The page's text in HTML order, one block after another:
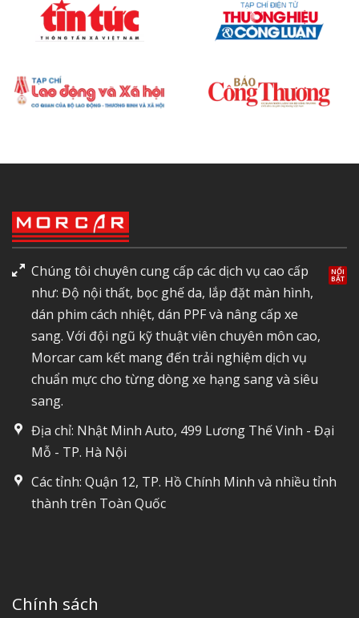
Chúng tôi chuyên cung cấp các dịch vụ cao cấp
như: Độ nội thất, bọc ghế da, lắp đặt màn hình,
dán phim cách nhiệt, dán PPF và nâng cấp xe
sang. Với đội ngũ kỹ thuật viên chuyên môn cao,
Morcar cam kết mang đến trải nghiệm dịch vụ
chuẩn mực cho từng dòng xe hạng sang và siêu
sang.
Địa chỉ: Nhật Minh Auto, 499 Lương Thế Vinh - Đại
Mỗ - TP. Hà Nội
Các tỉnh: Quận 12, TP. Hồ Chính Minh và nhiều tỉnh
thành trên Toàn Quốc
Chính sách